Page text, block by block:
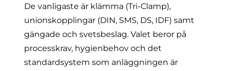
De vanligaste är klämma (Tri-Clamp),
unionskopplingar (DIN, SMS, DS, IDF) samt
gängade och svetsbeslag. Valet beror på
processkrav, hygienbehov och det
standardsystem som anläggningen är